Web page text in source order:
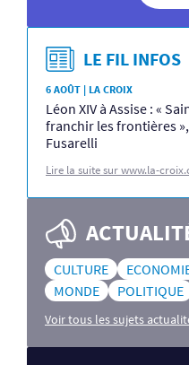
LE FIL INFOS
6 AOÛT | LA CROIX
Léon XIV à Assise : «
franchir les frontières
Fusarelli
Lire la suite sur www.la-
CULTURE
MONDE
POLITIQUE
Voir tous les sujets